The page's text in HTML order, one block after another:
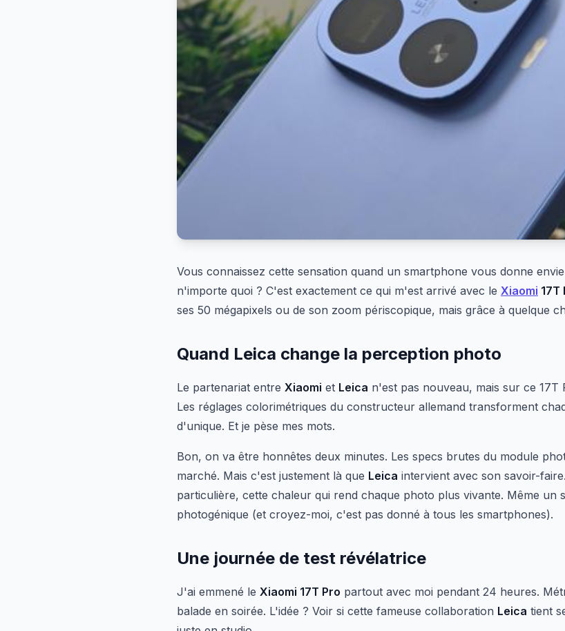
Vous connaissez cette sensation quand un smartphone vous donne
n'importe quoi ? C'est exactement ce qui m'est arrivé avec le Xiaomi 17T
ses 50 mégapixels ou de son zoom périscopique, mais grâce à quelque
Quand Leica change la perception photo
Le partenariat entre Xiaomi et Leica n'est pas nouveau, mais sur ce
Les réglages colorimétriques du constructeur allemand transforment
d'unique. Et je pèse mes mots.
Bon, on va être honnêtes deux minutes. Les specs brutes du module
marché. Mais c'est justement là que Leica intervient avec son savoir-
particulière, cette chaleur qui rend chaque photo plus vivante. Même un
photogénique (et croyez-moi, c'est pas donné à tous les smartphones).
Une journée de test révélatrice
J'ai emmené le Xiaomi 17T Pro partout avec moi pendant 24 heures.
balade en soirée. L'idée ? Voir si cette fameuse collaboration Leica tient